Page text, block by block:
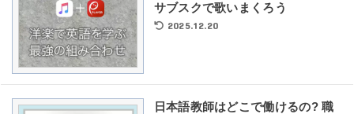
サブスクで歌いまくろう
2025.12.20
日本語教師はどこで働けるの? 職